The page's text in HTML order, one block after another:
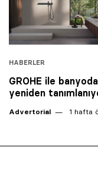
HABERLER
GROHE ile
yeniden
Advertorial 1 hafta